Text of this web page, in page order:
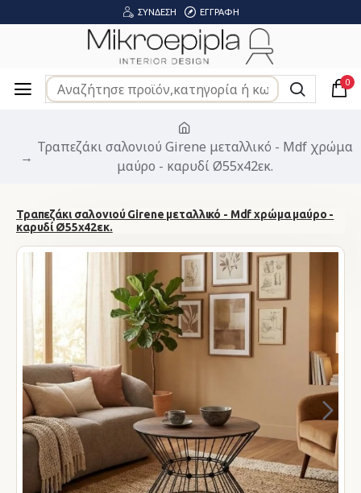
ΣΎΝΔΕΣΗ ΕΓΓΡΑΦΉ
0
Τραπεζάκι σαλονιού Girene μεταλλικό - Mdf χρώμα
μαύρο - καρυδί Ø55x42εκ.
Τραπεζάκι σαλονιού Girene μεταλλικό - Mdf χρώμα μαύρο -
καρυδί Ø55x42εκ.